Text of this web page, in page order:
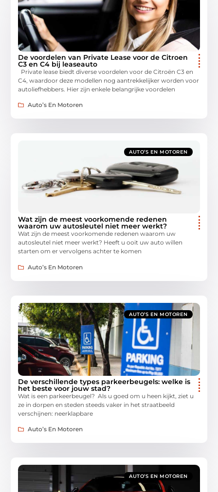
De voordelen van Private Lease voor de Citroen
C3 en C4 bij leaseauto
Private lease biedt diverse voordelen voor de Citroën C3 en
C4, waardoor deze modellen nog aantrekkelijker worden voor
autoliefhebbers. Hier zijn enkele belangrijke voordelen
Auto’s En Motoren
AUTO’S EN MOTOREN
Wat zijn de meest voorkomende redenen
waarom uw autosleutel niet meer werkt?
Wat zijn de meest voorkomende redenen waarom uw
autosleutel niet meer werkt? Heeft u ooit uw auto willen
starten om er vervolgens achter te komen
Auto’s En Motoren
AUTO’S EN MOTOREN
De verschillende types parkeerbeugels: welke is
het beste voor jouw stad?
Wat is een parkeerbeugel? Als u goed om u heen kijkt, ziet u
ze in dorpen en steden steeds vaker in het straatbeeld
verschijnen: neerklapbare
Auto’s En Motoren
AUTO’S EN MOTOREN